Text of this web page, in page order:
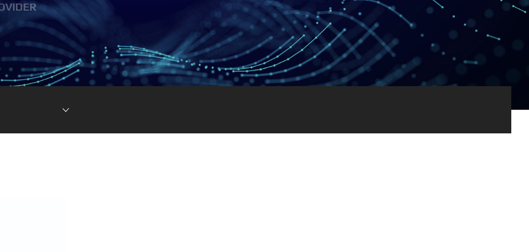
마스크팩
름형전지)
이차전지
전지 소재
지배구조
(G)
ESG 평가
및 인증
현황
ESG DATA